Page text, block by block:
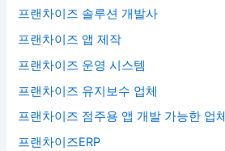
프랜차이즈 솔루션 개발사
프랜차이즈 앱 제작
프랜차이즈 운영 시스템
프랜차이즈 유지보수 업체
프랜차이즈 점주용 앱 개발 가능한 업체
프랜차이즈ERP